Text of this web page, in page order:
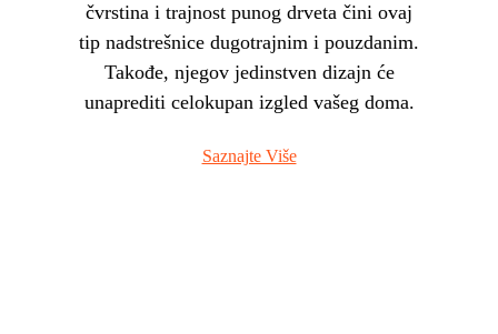
čvrstina i trajnost punog drveta čini ovaj
tip nadstrešnice dugotrajnim i pouzdanim.
Takođe, njegov jedinstven dizajn će
unaprediti celokupan izgled vašeg doma.
Saznajte Više